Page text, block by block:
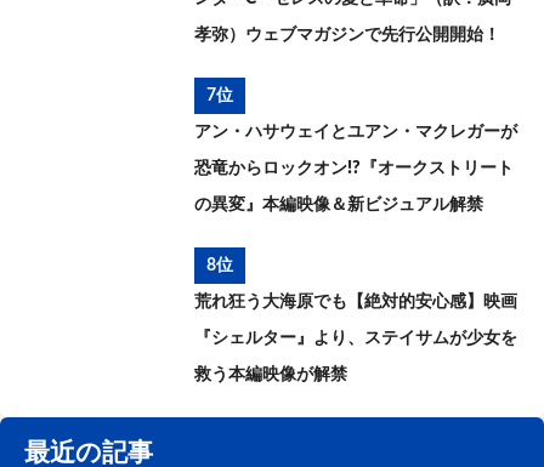
孝弥）ウェブマガジンで先行公開開始！
7位
アン・ハサウェイとユアン・マクレガーが
恐竜からロックオン!?『オークストリート
の異変』本編映像＆新ビジュアル解禁
8位
荒れ狂う大海原でも【絶対的安心感】映画
『シェルター』より、ステイサムが少女を
救う本編映像が解禁
最近の記事